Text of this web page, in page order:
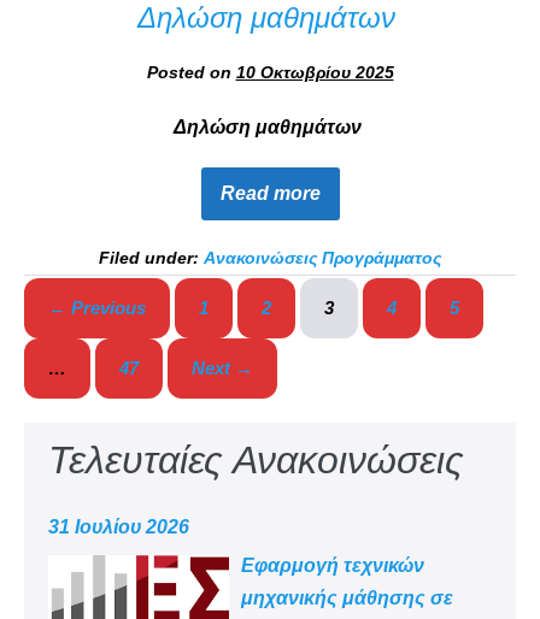
Δηλώση μαθημάτων
Posted on 10 Οκτωβρίου 2025
Δηλώση μαθημάτων
Read more
Filed under: Ανακοινώσεις Προγράμματος
← Previous 1 2 3 4 5
… 47 Next →
Τελευταίες Ανακοινώσεις
31 Ιουλίου 2026
Εφαρμογή τεχνικών
μηχανικής μάθησης σε